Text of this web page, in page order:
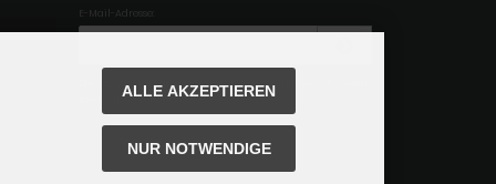
E-Mail-Adresse:
Der Newsletter kann jederzeit hier oder in Ihrem Kunden
konto abbestellt werden.
ALLE AKZEPTIEREN
NUR NOTWENDIGE